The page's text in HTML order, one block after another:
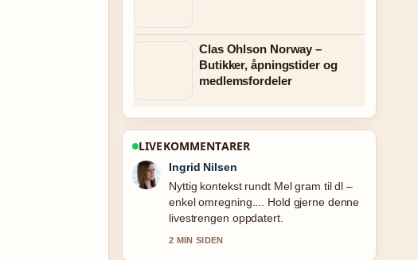
Clas Ohlson Norway –
Butikker, åpningstider og
medlemsfordeler
LIVEKOMMENTARER
Sindre Hansen
Dekningen av Red Eye serie: sesonger,
cast og hvor... oppleves solid og lett a
folge.
4 MIN SIDEN